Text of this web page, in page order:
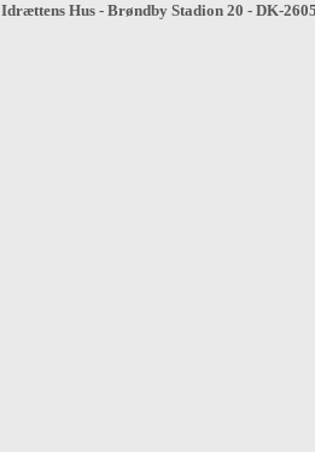
Idrættens Hus - Brøndby Stadion 20 - DK-